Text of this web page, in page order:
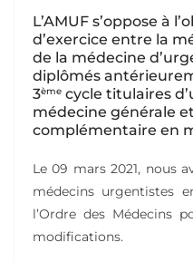
L’AMUF s’oppose à
d’exercice entre la
de la médecine
diplômés
3ème cycle titulaires
médecine générale
complémentaire en
Le 09 mars 2021, nous
médecins urgentistes
l’Ordre des Médecins
modifications.